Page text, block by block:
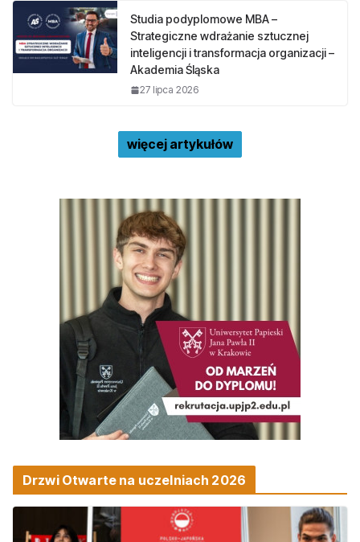
Studia podyplomowe MBA –
Strategiczne wdrażanie sztucznej
inteligencji i transformacja organizacji –
Akademia Śląska
27 lipca 2026
więcej artykułów
Drzwi Otwarte na uczelniach 2026